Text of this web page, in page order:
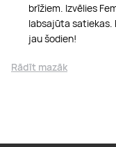
brīžiem. Izvēlies
labsajūta satiekas.
jau šodien!
Rādīt mazāk